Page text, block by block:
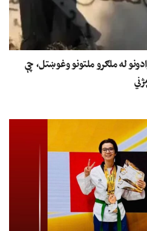
سازمانونه: ۱۴ هېوادونو له ملګرو ملتونو وغوښتل، چې